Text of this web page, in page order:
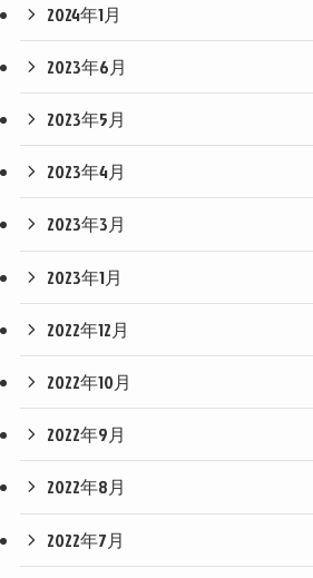
2024年1月
2023年6月
2023年5月
2023年4月
2023年3月
2023年1月
2022年12月
2022年10月
2022年9月
2022年8月
2022年7月